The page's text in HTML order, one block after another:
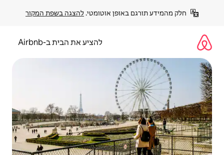
אוטומטי. להצגה בשפת המקור
להציע את הבית ב-Airbnb